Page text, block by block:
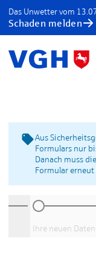
Das Unwetter vom
Schaden melden
Aus
Formulars nur
Danach muss
Formular
Ihre neuen Daten